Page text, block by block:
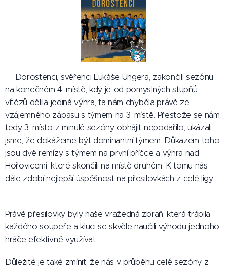
🔎Dorostenci, svěřenci Lukáše Ungera, zakončili sezónu
na konečném 4. místě, kdy je od pomyslných stupňů
vítězů dělila jediná výhra, ta nám chyběla právě ze
vzájemného zápasu s týmem na 3. místě. Přestože se nám
tedy 3. místo z minulé sezóny obhájit nepodařilo, ukázali
jsme, že dokážeme být dominantní týmem. Důkazem toho
jsou dvě remízy s týmem na první příčce a výhra nad
Hořovicemi, které skončili na místě druhém. K tomu nás
dále zdobí nejlepší úspěšnost na přesilovkách z celé ligy.
Právě přesilovky byly naše vražedná zbraň, která trápila
každého soupeře a kluci se skvěle naučili výhodu jednoho
hráče efektivně využívat. 🧮
Důležité je také zmínit, že nás v průběhu celé sezóny z